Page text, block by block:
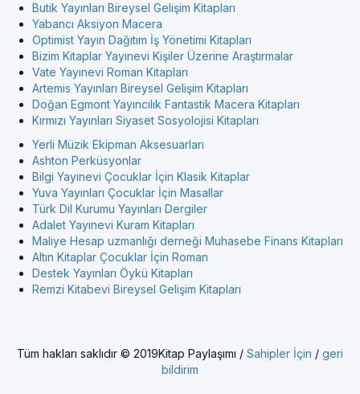
Butik Yayınları Bireysel Gelişim Kitapları
Yabancı Aksiyon Macera
Optimist Yayın Dağıtım İş Yönetimi Kitapları
Bizim Kitaplar Yayınevi Kişiler Üzerine Araştırmalar
Vate Yayınevi Roman Kitapları
Artemis Yayınları Bireysel Gelişim Kitapları
Doğan Egmont Yayıncılık Fantastik Macera Kitapları
Kırmızı Yayınları Siyaset Sosyolojisi Kitapları
Yerli Müzik Ekipman Aksesuarları
Ashton Perküsyonlar
Bilgi Yayınevi Çocuklar İçin Klasik Kitaplar
Yuva Yayınları Çocuklar İçin Masallar
Türk Dil Kurumu Yayınları Dergiler
Adalet Yayınevi Kuram Kitapları
Maliye Hesap uzmanlığı derneği Muhasebe Finans Kitapları
Altın Kitaplar Çocuklar İçin Roman
Destek Yayınları Öykü Kitapları
Remzi Kitabevi Bireysel Gelişim Kitapları
Tüm hakları saklıdır © 2019Kitap Paylaşımı / Sahipler İçin / geri
bildirim